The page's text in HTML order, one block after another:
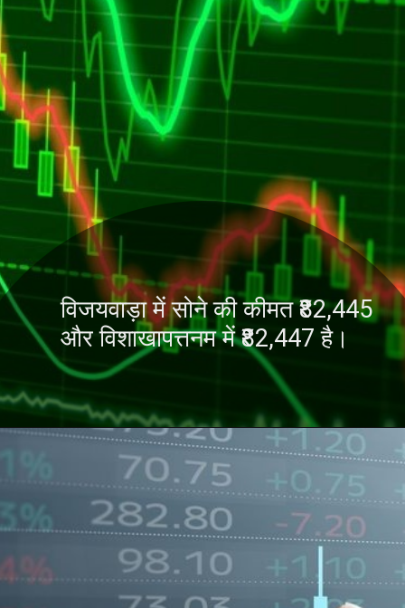
विजयवाड़ा में सोने की कीमत ₹82,445
और विशाखापत्तनम में ₹82,447 है।